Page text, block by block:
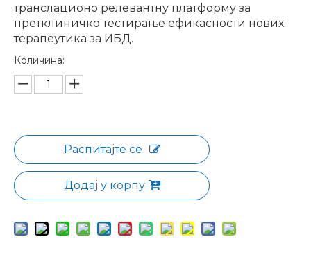
транслационо релевантну платформу за
претклиничко тестирање ефикасности нових
терапеутика за ИБД.
Количина:
Распитајте се
Додај у корпу